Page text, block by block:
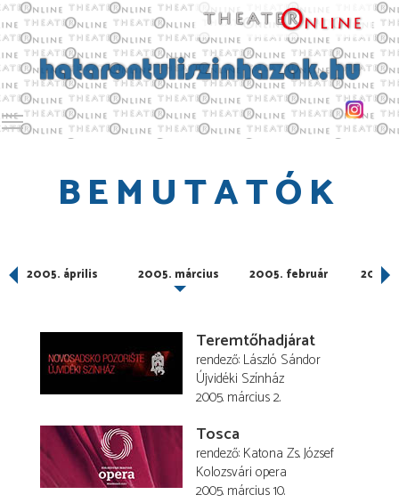
Toggle main menu visibility
BEMUTATÓK
2005. április 2005. március 2005. február 2005.
Teremtőhadjárat
rendező László Sándor
Újvidéki Színház
2005. március 2.
Tosca
rendező Katona Zs. József
Kolozsvári opera
2005. március 10.